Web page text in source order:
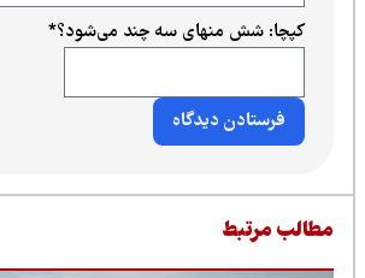
کپچا: شش منهای سه چند می‌شود؟*
مرتبط